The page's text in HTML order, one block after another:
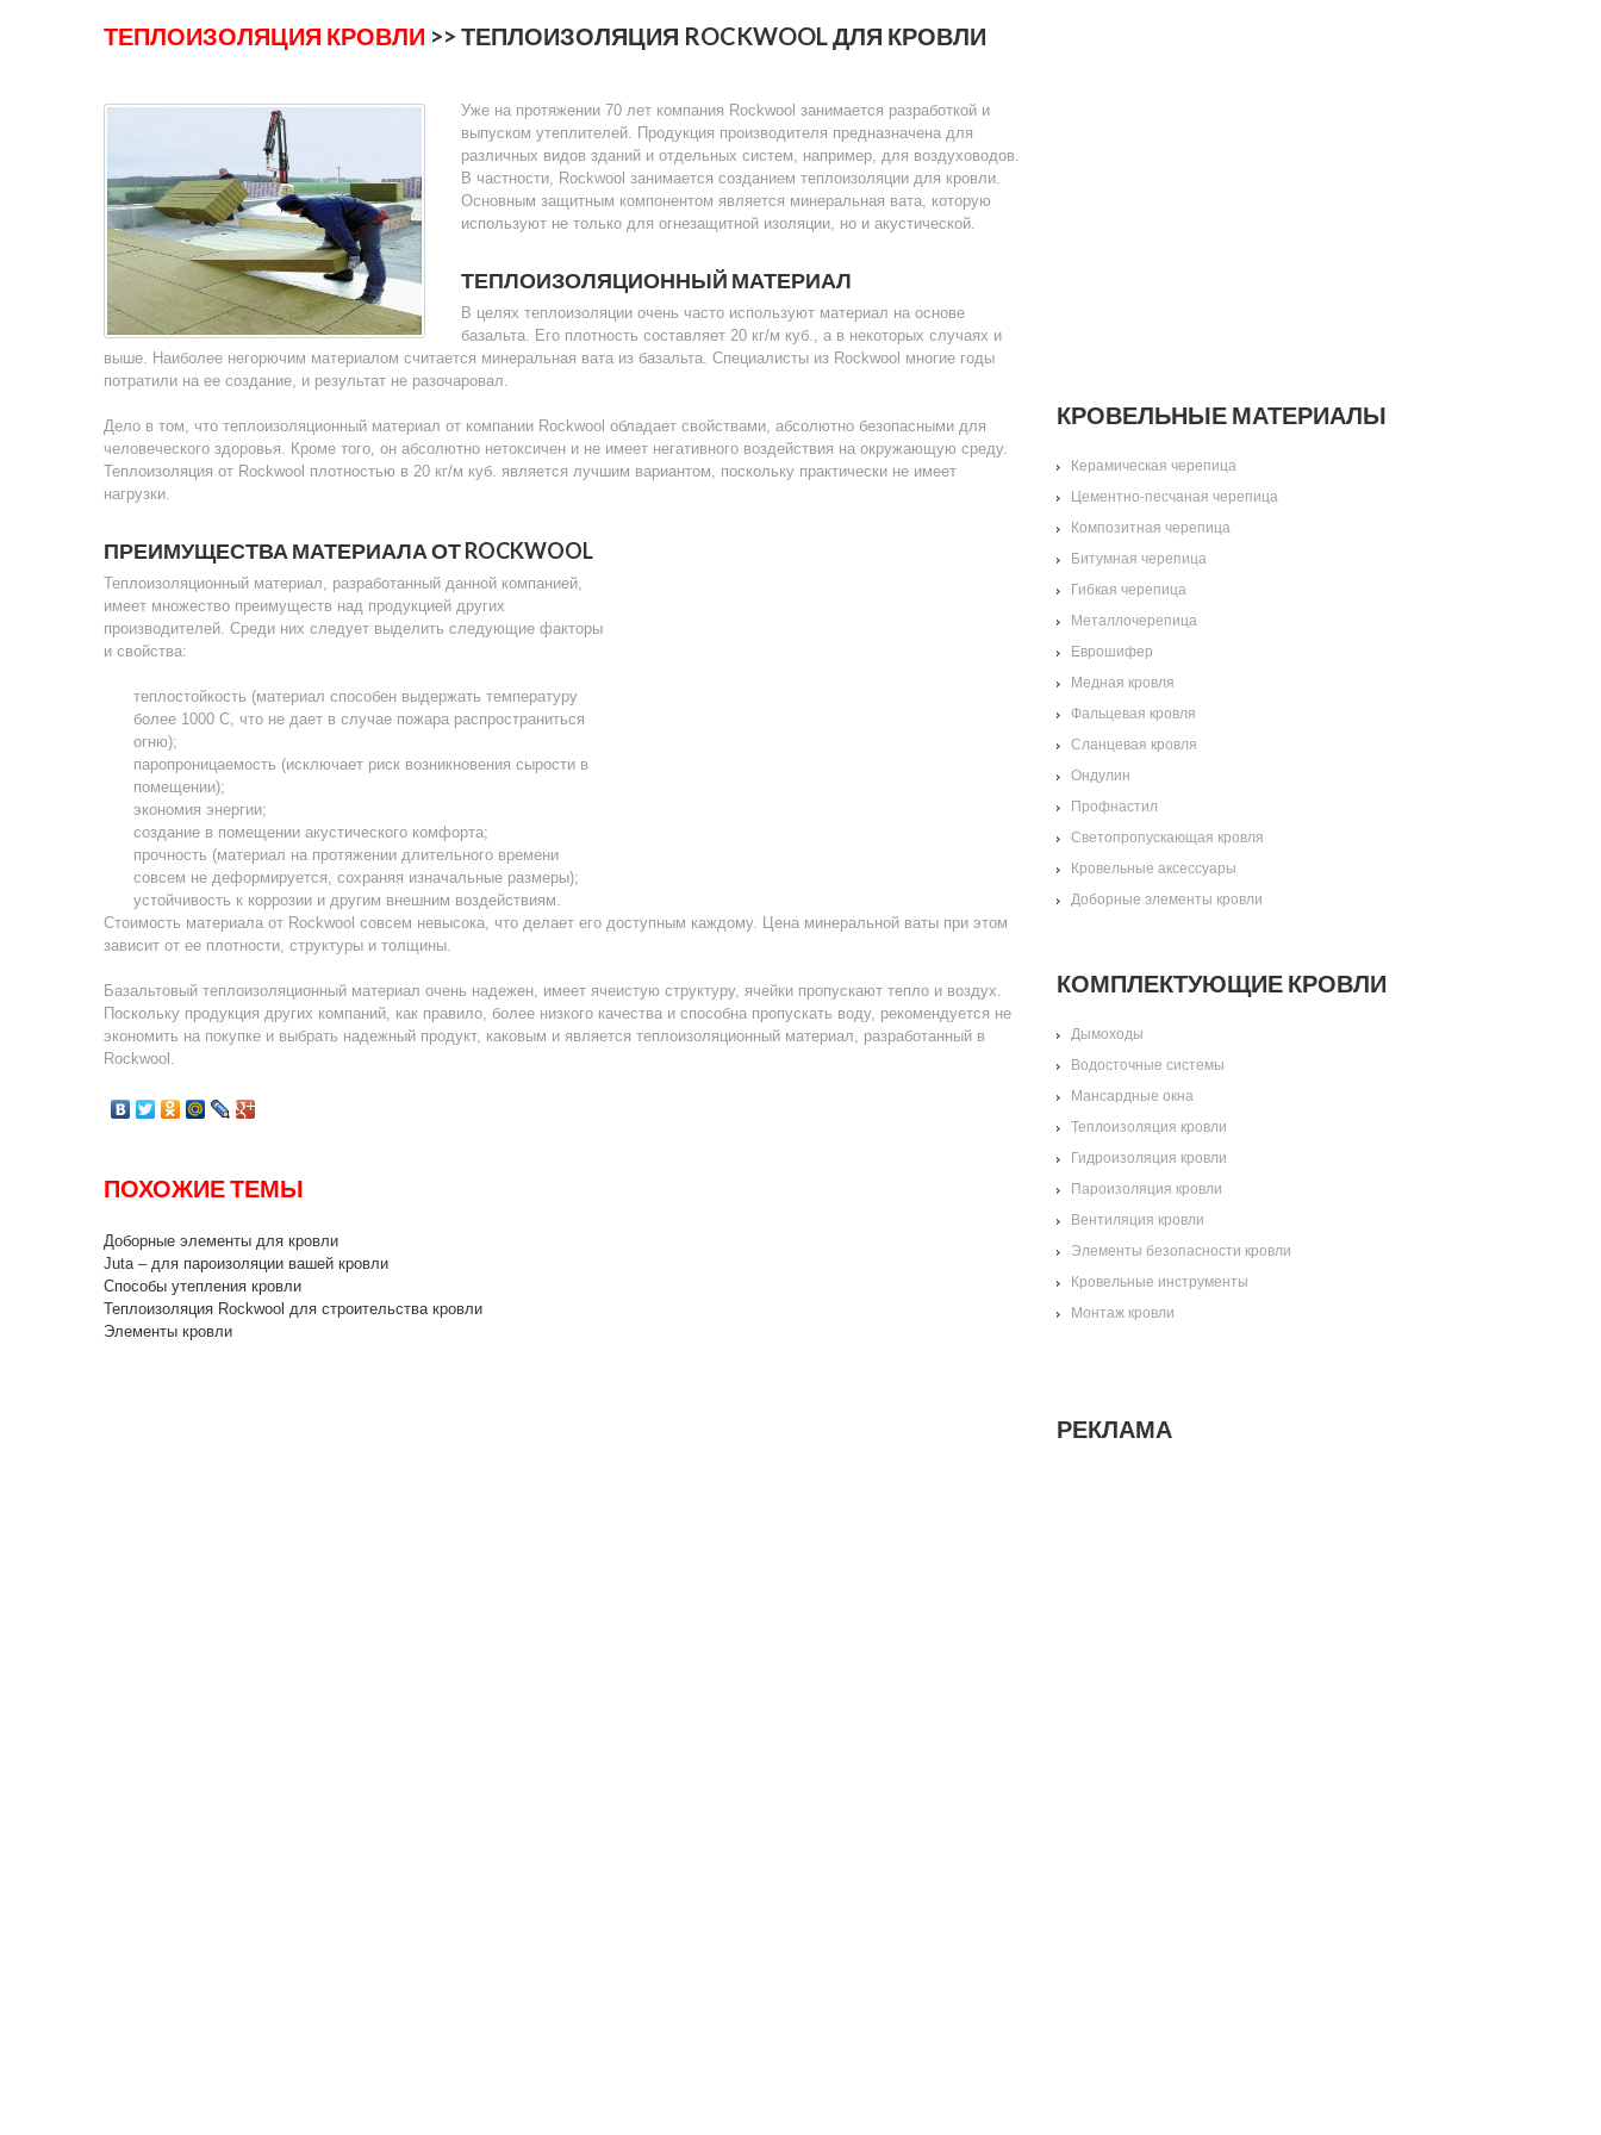
ТЕПЛОИЗОЛЯЦИЯ КРОВЛИ >> ТЕПЛОИЗОЛЯЦИЯ ROCKWOOL ДЛЯ КРОВЛИ
Уже на протяжении 70 лет компания Rockwool занимается разработкой и
выпуском утеплителей. Продукция производителя предназначена для
различных видов зданий и отдельных систем, например, для воздуховодов.
В частности, Rockwool занимается созданием теплоизоляции для кровли.
Основным защитным компонентом является минеральная вата, которую
используют не только для огнезащитной изоляции, но и акустической.
ТЕПЛОИЗОЛЯЦИОННЫЙ МАТЕРИАЛ
В целях теплоизоляции очень часто используют материал на основе
базальта. Его плотность составляет 20 кг/м куб., а в некоторых случаях и
выше. Наиболее негорючим материалом считается минеральная вата из базальта. Специалисты из Rockwool многие годы
потратили на ее создание, и результат не разочаровал.
Дело в том, что теплоизоляционный материал от компании Rockwool обладает свойствами, абсолютно безопасными для
человеческого здоровья. Кроме того, он абсолютно нетоксичен и не имеет негативного воздействия на окружающую среду.
Теплоизоляция от Rockwool плотностью в 20 кг/м куб. является лучшим вариантом, поскольку практически не имеет
нагрузки.
ПРЕИМУЩЕСТВА МАТЕРИАЛА ОТ ROCKWOOL
Теплоизоляционный материал, разработанный данной компанией,
имеет множество преимуществ над продукцией других
производителей. Среди них следует выделить следующие факторы
и свойства:
теплостойкость (материал способен выдержать температуру
более 1000 С, что не дает в случае пожара распространиться
огню);
паропроницаемость (исключает риск возникновения сырости в
помещении);
экономия энергии;
создание в помещении акустического комфорта;
прочность (материал на протяжении длительного времени
совсем не деформируется, сохраняя изначальные размеры);
устойчивость к коррозии и другим внешним воздействиям.
Стоимость материала от Rockwool совсем невысока, что делает его доступным каждому. Цена минеральной ваты при этом
зависит от ее плотности, структуры и толщины.
Базальтовый теплоизоляционный материал очень надежен, имеет ячеистую структуру, ячейки пропускают тепло и воздух.
Поскольку продукция других компаний, как правило, более низкого качества и способна пропускать воду, рекомендуется не
экономить на покупке и выбрать надежный продукт, каковым и является теплоизоляционный материал, разработанный в
Rockwool.
ПОХОЖИЕ ТЕМЫ
Доборные элементы для кровли
Juta – для пароизоляции вашей кровли
Способы утепления кровли
Теплоизоляция Rockwool для строительства кровли
Элементы кровли
КРОВЕЛЬНЫЕ МАТЕРИАЛЫ
Керамическая черепица
Цементно-песчаная черепица
Композитная черепица
Битумная черепица
Гибкая черепица
Металлочерепица
Еврошифер
Медная кровля
Фальцевая кровля
Сланцевая кровля
Ондулин
Профнастил
Светопропускающая кровля
Кровельные аксессуары
Доборные элементы кровли
КОМПЛЕКТУЮЩИЕ КРОВЛИ
Дымоходы
Водосточные системы
Мансардные окна
Теплоизоляция кровли
Гидроизоляция кровли
Пароизоляция кровли
Вентиляция кровли
Элементы безопасности кровли
Кровельные инструменты
Монтаж кровли
РЕКЛАМА